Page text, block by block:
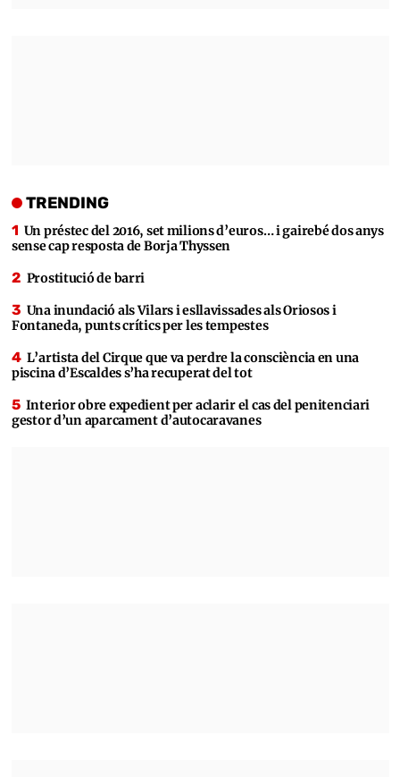
TRENDING
Un préstec del 2016, set milions d’euros… i gairebé dos anys
sense cap resposta de Borja Thyssen
Prostitució de barri
Una inundació als Vilars i esllavissades als Oriosos i
Fontaneda, punts crítics per les tempestes
L’artista del Cirque que va perdre la consciència en una
piscina d’Escaldes s’ha recuperat del tot
Interior obre expedient per aclarir el cas del penitenciari
gestor d’un aparcament d’autocaravanes